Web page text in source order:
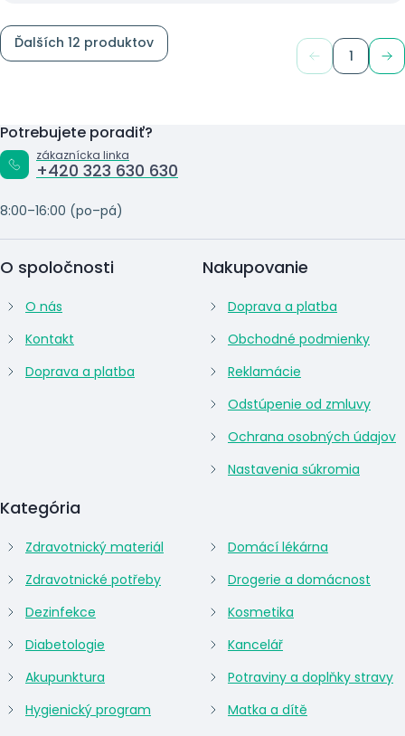
Ďalších 12 produktov
1
Potrebujete poradiť?
zákaznícka linka
+420 323 630 630
8:00–16:00 (po–pá)
O spoločnosti
O nás
Kontakt
Doprava a platba
Kategória
Zdravotnický materiál
Zdravotnické potřeby
Dezinfekce
Diabetologie
Akupunktura
Hygienický program
Domácí lékárna
Drogerie a domácnost
Kosmetika
Kancelář
Potraviny a doplňky stravy
Matka a dítě
Nakupovanie
Doprava a platba
Obchodné podmienky
Reklamácie
Odstúpenie od zmluvy
Ochrana osobných údajov
Nastavenia súkromia